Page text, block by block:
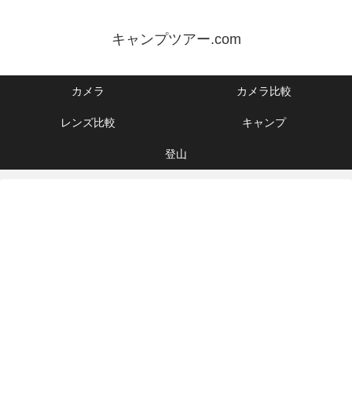
キャンプツアー.com
カメラ カメラ比較
レンズ比較 キャンプ
登山